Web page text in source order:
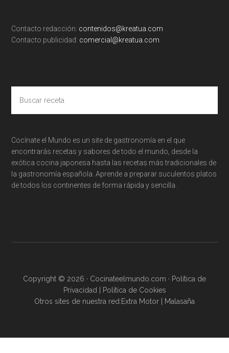
Contacto redacción: contenidos@kreatua.com
Contacto publicidad: comercial@kreatua.com
receta
Cocínate el Mundo es un site de gastronomía en el que
encontrarás recetas y sabores de todo el mundo, desde la
exótica cocina japonesa hasta las recetas más tradicionales de
la gastronomía española. Aprende a preparar suculentos platos
de todos los continentes de forma rápida y sencilla.
Copyright © 2026 · Cocinateelmundo.com · Política de
Privacidad
Política de Cookies
Otros sites de nuestra red:Extra Motor Malasaña